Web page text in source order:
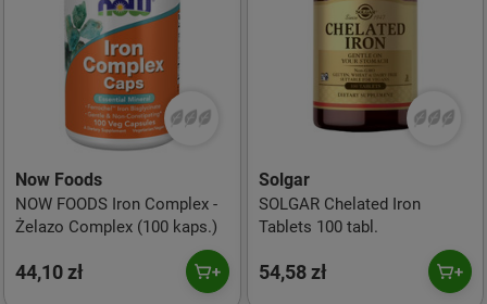
Now Foods
NOW FOODS Iron Complex -
Żelazo Complex (100 kaps.)
44,10 zł
Solgar
SOLGAR Chelated Iron
Tablets 100 tabl.
54,58 zł